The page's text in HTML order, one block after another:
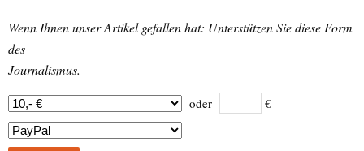
Wenn Ihnen unser Artikel gefallen hat: Unterstützen Sie diese Form
des
Journalismus.
oder €